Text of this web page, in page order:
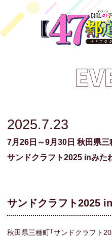
2025.7.23
7月26日～9月30日 秋田県三
サンドクラフト2025 inみた
サンドクラフト2025
秋田県三種町「サンドクラフト